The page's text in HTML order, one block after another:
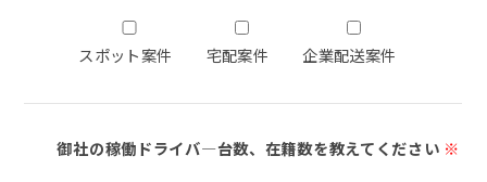
スポット案件 宅配案件 企業配送案件
御社の稼働ドライバ―台数、在籍数を教えてください ※